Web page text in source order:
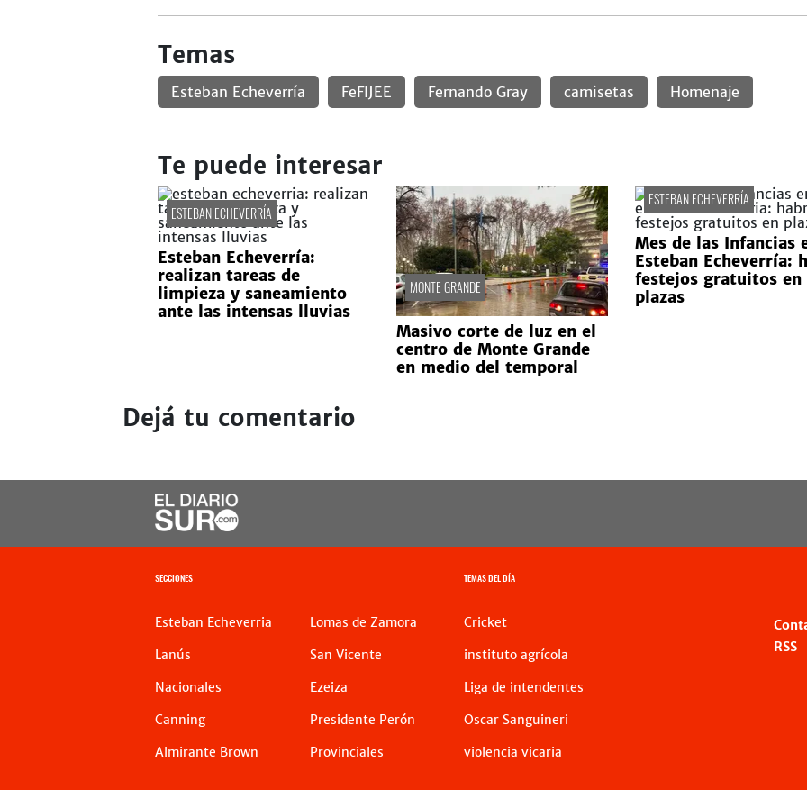
Temas
Esteban Echeverría FeFIJEE Fernando Gray camisetas Homenaje
Te puede interesar
ESTEBAN ECHEVERRÍA
Esteban Echeverría:
realizan tareas de
limpieza y saneamiento
ante las intensas lluvias
MONTE GRANDE
Masivo corte de luz en el
centro de Monte Grande
en medio del temporal
ESTEBAN ECHEVERRÍA
Mes de las Infancias
Esteban Echeverría:
festejos gratuitos en
plazas
Dejá tu comentario
SECCIONES
Esteban Echeverria
Lanús
Nacionales
Canning
Almirante Brown
Lomas de Zamora
San Vicente
Ezeiza
Presidente Perón
Provinciales
TEMAS DEL DÍA
Cricket
instituto agrícola
Liga de intendentes
Oscar Sanguineri
violencia vicaria
RSS